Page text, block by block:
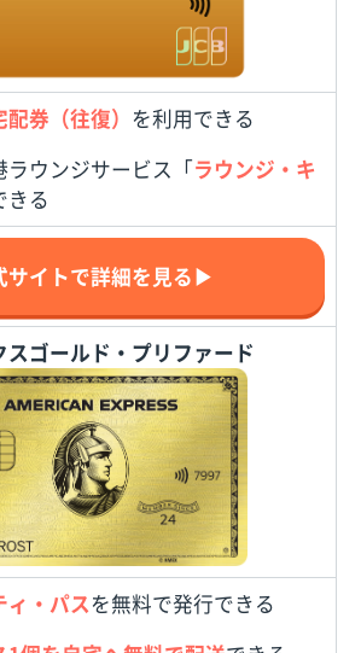
券（往復） を利用できる
ラウンジサービス「ラウンジ・キ
きる
サイトで詳細を見る▶
スゴールド・プリファード
ィ・パスを無料で発行できる